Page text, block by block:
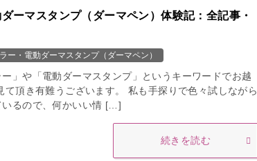
ーマスタンプ（ダーマペン）体験記：全記事・
ー・電動ダーマスタンプ（ダーマペン）
」や「電動ダーマスタンプ」というキーワードでお越
て頂き有難うございます。 私も手探りで色々試しながら
いるので、何かいい情 […]
続きを読む